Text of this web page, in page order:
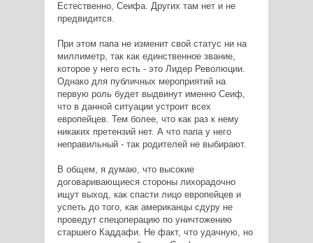
Естественно, Сеифа. Других там нет и не
предвидится.
При этом папа не изменит свой статус ни на
миллиметр, так как единственное звание,
которое у него есть - это Лидер Революции.
Однако для публичных мероприятий на
первую роль будет выдвинут именно Сеиф,
что в данной ситуации устроит всех
европейцев. Тем более, что как раз к нему
никаких претензий нет. А что папа у него
неправильный - так родителей не выбирают.
В общем, я думаю, что высокие
договаривающиеся стороны лихорадочно
ищут выход, как спасти лицо европейцев и
успеть до того, как американцы сдуру не
проведут спецоперацию по уничтожению
старшего Каддафи. Не факт, что удачную, но